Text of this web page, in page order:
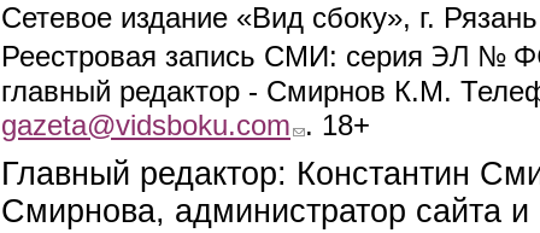
Сетевое издание «Вид сбоку», г.
Реестровая запись СМИ: серия ЭЛ №
главный редактор - Смирнов К.М.
gazeta@vidsboku.com (link sends e-mail)
. 18+
Главный редактор: Константин
Смирнова, администратор сайта